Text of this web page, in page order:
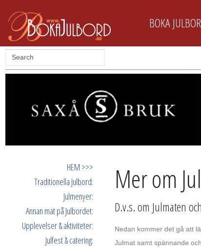
BOKA
HEM >>>
Traditionella Julbord:
Julmenyer:
Annan mat på Julbordet:
Upplevelser & aktiviteter:
Julfest & catering:
Mer om
D.v.s. om Julmaten
Nedan kommer det gå att
Julmat samt spännande